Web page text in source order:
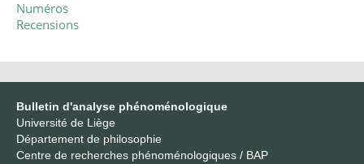
Numéros
Recensions
Bulletin d'analyse phénoménologique
Université de Liège
Département de philosophie
Centre de recherches phénoménologiques / BAP